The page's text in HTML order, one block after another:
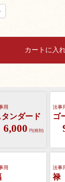
カートに入
用
タンダード
6,000 円(税別)
法事
ゴ
用 法事
禄